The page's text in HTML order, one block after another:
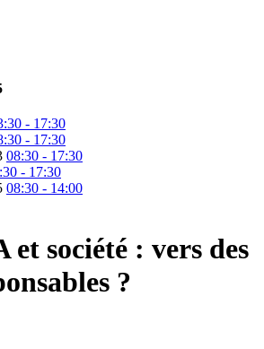
- 17:30
- 17:30
08:30 - 17:30
- 17:30
08:30 - 14:00
et société : vers des
?